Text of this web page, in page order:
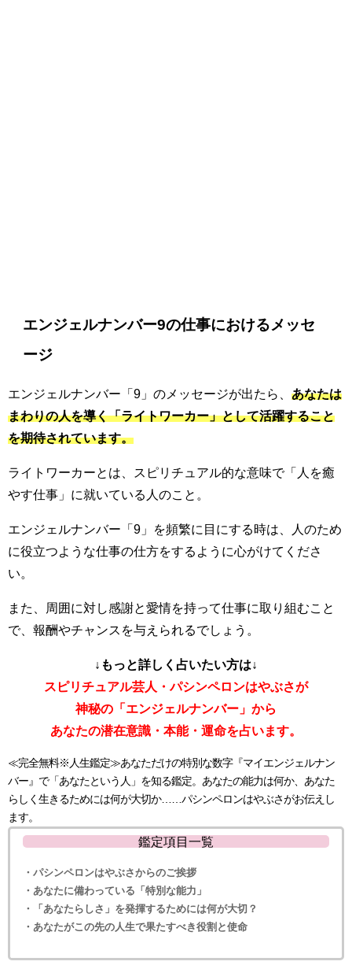
エンジェルナンバー9の仕事におけるメッセ
ージ
エンジェルナンバー「9」のメッセージが出たら、 あなたは
まわりの人を導く「ライトワーカー」として活躍すること
を期待されています。
ライトワーカーとは、スピリチュアル的な意味で「人を癒
やす仕事」に就いている人のこと。
エンジェルナンバー「9」を頻繁に目にする時は、人のため
に役立つような仕事の仕方をするように心がけてくださ
い。
また、周囲に対し感謝と愛情を持って仕事に取り組むこと
で、報酬やチャンスを与えられるでしょう。
↓もっと詳しく占いたい方は↓
スピリチュアル芸人・パシンペロンはやぶさが
神秘の「エンジェルナンバー」から
あなたの潜在意識・本能・運命を占います。
≪完全無料※人生鑑定≫あなただけの特別な数字『マイエンジェルナン
バー』で「あなたという人」を知る鑑定。あなたの能力は何か、あなた
らしく生きるためには何が大切か……パシンペロンはやぶさがお伝えし
ます。
鑑定項目一覧
・パシンペロンはやぶさからのご挨拶
・あなたに備わっている「特別な能力」
・「あなたらしさ」を発揮するためには何が大切？
・あなたがこの先の人生で果たすべき役割と使命